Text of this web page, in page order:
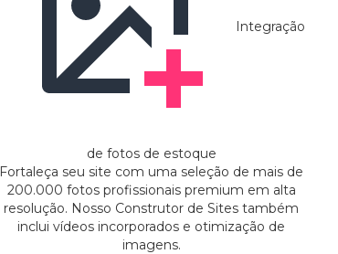
Integração
de fotos de estoque
Fortaleça seu site com uma seleção de mais de
200.000 fotos profissionais premium em alta
resolução. Nosso Construtor de Sites também
inclui vídeos incorporados e otimização de
imagens.